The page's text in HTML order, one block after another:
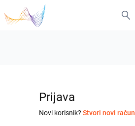
Prijava
Novi korisnik? Stvori novi račun